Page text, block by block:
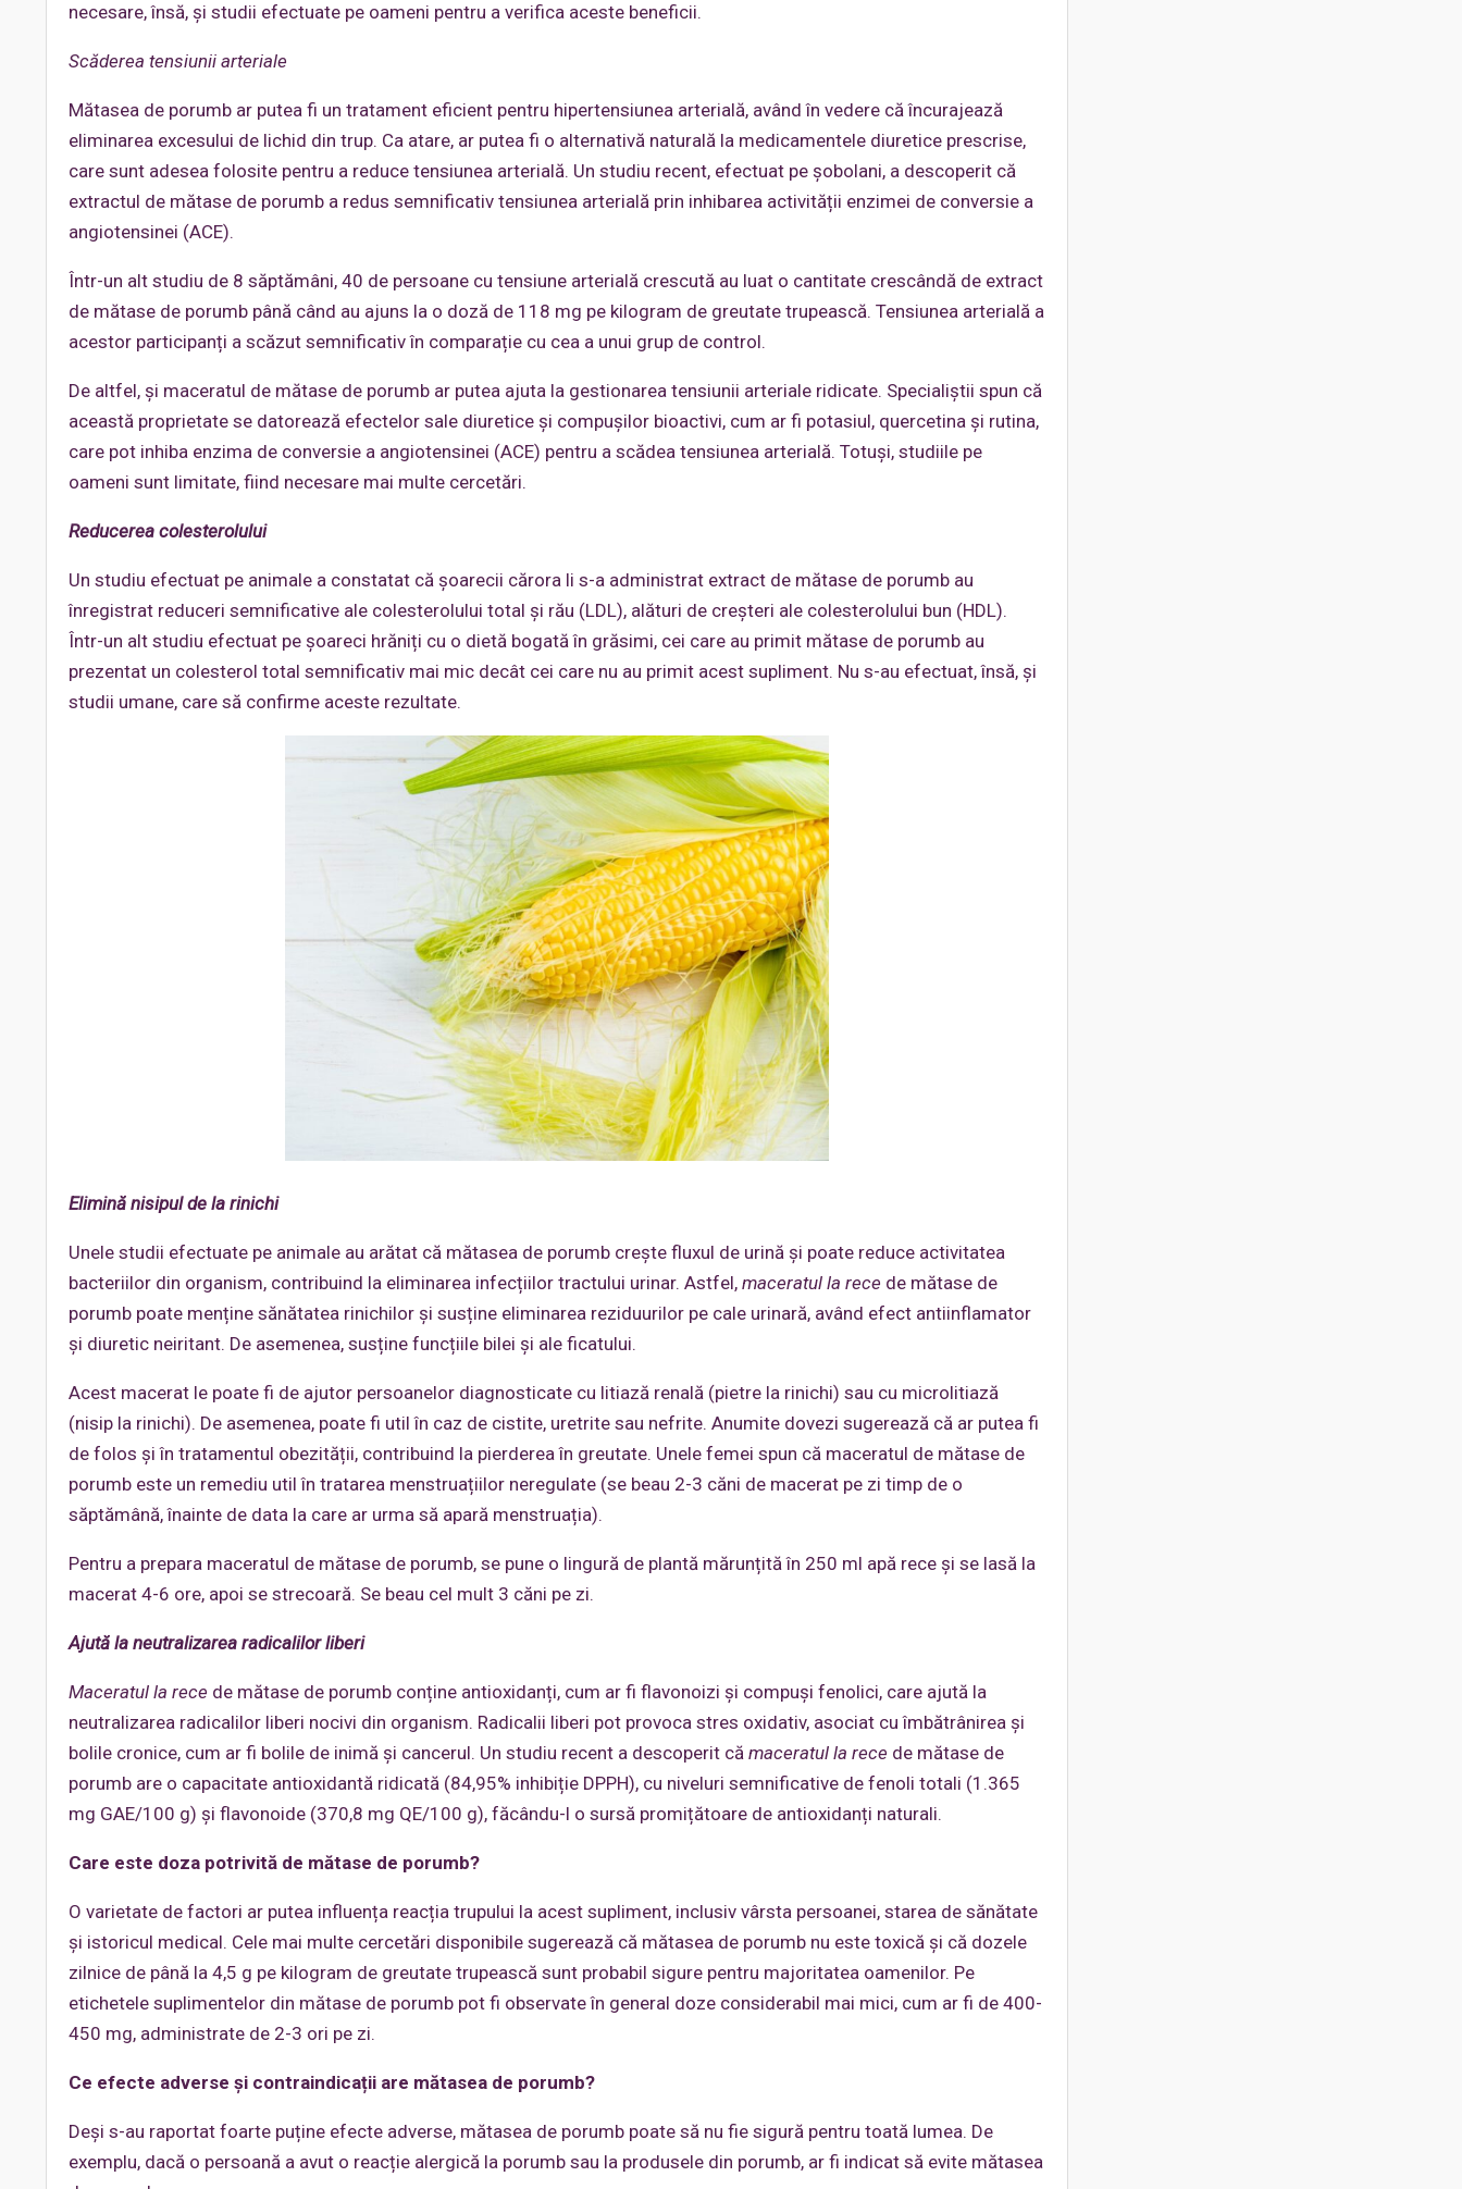
necesare, însă, și studii efectuate pe oameni pentru a verifica aceste beneficii.
Scăderea tensiunii arteriale
Mătasea de porumb ar putea fi un tratament eficient pentru hipertensiunea arterială, având în vedere că încurajează
eliminarea excesului de lichid din trup. Ca atare, ar putea fi o alternativă naturală la medicamentele diuretice prescrise,
care sunt adesea folosite pentru a reduce tensiunea arterială. Un studiu recent, efectuat pe șobolani, a descoperit că
extractul de mătase de porumb a redus semnificativ tensiunea arterială prin inhibarea activității enzimei de conversie a
angiotensinei (ACE).
Într-un alt studiu de 8 săptămâni, 40 de persoane cu tensiune arterială crescută au luat o cantitate crescândă de extract
de mătase de porumb până când au ajuns la o doză de 118 mg pe kilogram de greutate trupească. Tensiunea arterială a
acestor participanți a scăzut semnificativ în comparație cu cea a unui grup de control.
De altfel, și maceratul de mătase de porumb ar putea ajuta la gestionarea tensiunii arteriale ridicate. Specialiștii spun că
această proprietate se datorează efectelor sale diuretice și compușilor bioactivi, cum ar fi potasiul, quercetina și rutina,
care pot inhiba enzima de conversie a angiotensinei (ACE) pentru a scădea tensiunea arterială. Totuși, studiile pe
oameni sunt limitate, fiind necesare mai multe cercetări.
Reducerea colesterolului
Un studiu efectuat pe animale a constatat că șoarecii cărora li s-a administrat extract de mătase de porumb au
înregistrat reduceri semnificative ale colesterolului total și rău (LDL), alături de creșteri ale colesterolului bun (HDL).
Într-un alt studiu efectuat pe șoareci hrăniți cu o dietă bogată în grăsimi, cei care au primit mătase de porumb au
prezentat un colesterol total semnificativ mai mic decât cei care nu au primit acest supliment. Nu s-au efectuat, însă, și
studii umane, care să confirme aceste rezultate.
Elimină nisipul de la rinichi
Unele studii efectuate pe animale au arătat că mătasea de porumb crește fluxul de urină și poate reduce activitatea
bacteriilor din organism, contribuind la eliminarea infecțiilor tractului urinar. Astfel, maceratul la rece de mătase de
porumb poate menține sănătatea rinichilor și susține eliminarea reziduurilor pe cale urinară, având efect antiinflamator
și diuretic neiritant. De asemenea, susține funcțiile bilei și ale ficatului.
Acest macerat le poate fi de ajutor persoanelor diagnosticate cu litiază renală (pietre la rinichi) sau cu microlitiază
(nisip la rinichi). De asemenea, poate fi util în caz de cistite, uretrite sau nefrite. Anumite dovezi sugerează că ar putea fi
de folos și în tratamentul obezității, contribuind la pierderea în greutate. Unele femei spun că maceratul de mătase de
porumb este un remediu util în tratarea menstruațiilor neregulate (se beau 2-3 căni de macerat pe zi timp de o
săptămână, înainte de data la care ar urma să apară menstruația).
Pentru a prepara maceratul de mătase de porumb, se pune o lingură de plantă mărunțită în 250 ml apă rece și se lasă la
macerat 4-6 ore, apoi se strecoară. Se beau cel mult 3 căni pe zi.
Ajută la neutralizarea radicalilor liberi
Maceratul la rece de mătase de porumb conține antioxidanți, cum ar fi flavonoizi și compuși fenolici, care ajută la
neutralizarea radicalilor liberi nocivi din organism. Radicalii liberi pot provoca stres oxidativ, asociat cu îmbătrânirea și
bolile cronice, cum ar fi bolile de inimă și cancerul. Un studiu recent a descoperit că maceratul la rece de mătase de
porumb are o capacitate antioxidantă ridicată (84,95% inhibiție DPPH), cu niveluri semnificative de fenoli totali (1.365
mg GAE/100 g) și flavonoide (370,8 mg QE/100 g), făcându-l o sursă promițătoare de antioxidanți naturali.
Care este doza potrivită de mătase de porumb?
O varietate de factori ar putea influența reacția trupului la acest supliment, inclusiv vârsta persoanei, starea de sănătate
și istoricul medical. Cele mai multe cercetări disponibile sugerează că mătasea de porumb nu este toxică și că dozele
zilnice de până la 4,5 g pe kilogram de greutate trupească sunt probabil sigure pentru majoritatea oamenilor. Pe
etichetele suplimentelor din mătase de porumb pot fi observate în general doze considerabil mai mici, cum ar fi de 400-
450 mg, administrate de 2-3 ori pe zi.
Ce efecte adverse și contraindicații are mătasea de porumb?
Deși s-au raportat foarte puține efecte adverse, mătasea de porumb poate să nu fie sigură pentru toată lumea. De
exemplu, dacă o persoană a avut o reacție alergică la porumb sau la produsele din porumb, ar fi indicat să evite mătasea